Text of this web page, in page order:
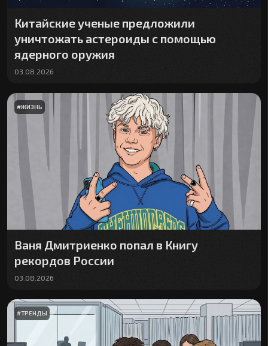
Китайские ученые предложили
уничтожать астероиды с помощью
ядерного оружия
03.08.2026
#ЖИЗНЬ
Ваня Дмитриенко попал в Книгу
рекордов России
03.08.2026
#ТРЕНДЫ